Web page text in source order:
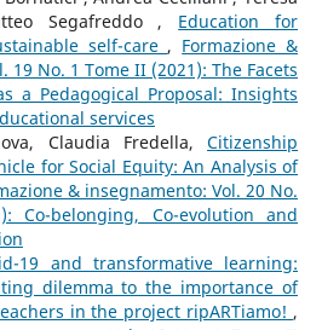
Segafreddo , Education for
self-care , Formazione &
19 No. 1 Tome II (2021): The Facets
a Pedagogical Proposal: Insights
services
Claudia Fredella,Citizenship
for Social Equity: An Analysis of
& insegnamento: Vol. 20 No.
Co-belonging, Co-evolution and
19 and transformative learning:
dilemma to the importance of
in the project ripARTiamo! ,